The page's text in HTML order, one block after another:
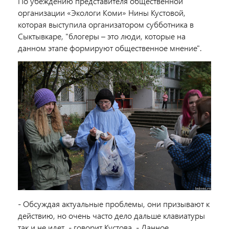
организации «Экологи Коми» Нины Кустовой,
которая выступила организатором субботника в
Сыктывкаре, "блогеры – это люди, которые на
данном этапе формируют общественное мнение".
- Обсуждая актуальные проблемы, они призывают к
действию, но очень часто дело дальше клавиатуры